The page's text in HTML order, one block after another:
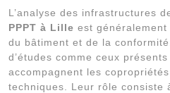
L’analyse des infrastructures
PPPT à Lille est
du bâtiment et de la
d’études comme ceux
accompagnent les
techniques. Leur rôle consiste